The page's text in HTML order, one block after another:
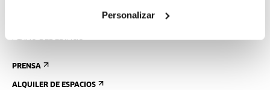
Personalizar
PLANO DEL EDIFICIO
PRENSA
ALQUILER DE ESPACIOS